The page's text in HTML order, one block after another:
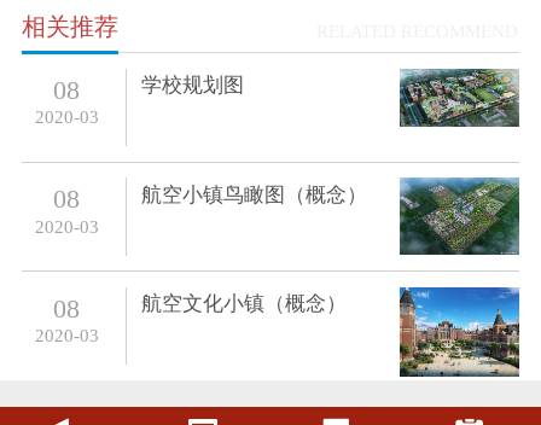
相关推荐
08
2020-03
学校规划图
08
2020-03
航空小镇鸟瞰图（概念）
08
2020-03
航空文化小镇（概念）